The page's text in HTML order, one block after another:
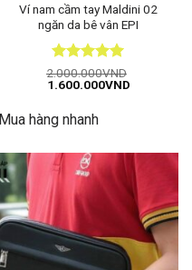
Ví nam cầm tay Maldini 02
ngăn da bê vân EPI
Được xếp
hạng55
2.000.000VND
Giá
2.000.000VND.
1.600.000VNDGiá
Mua hàng nhanh